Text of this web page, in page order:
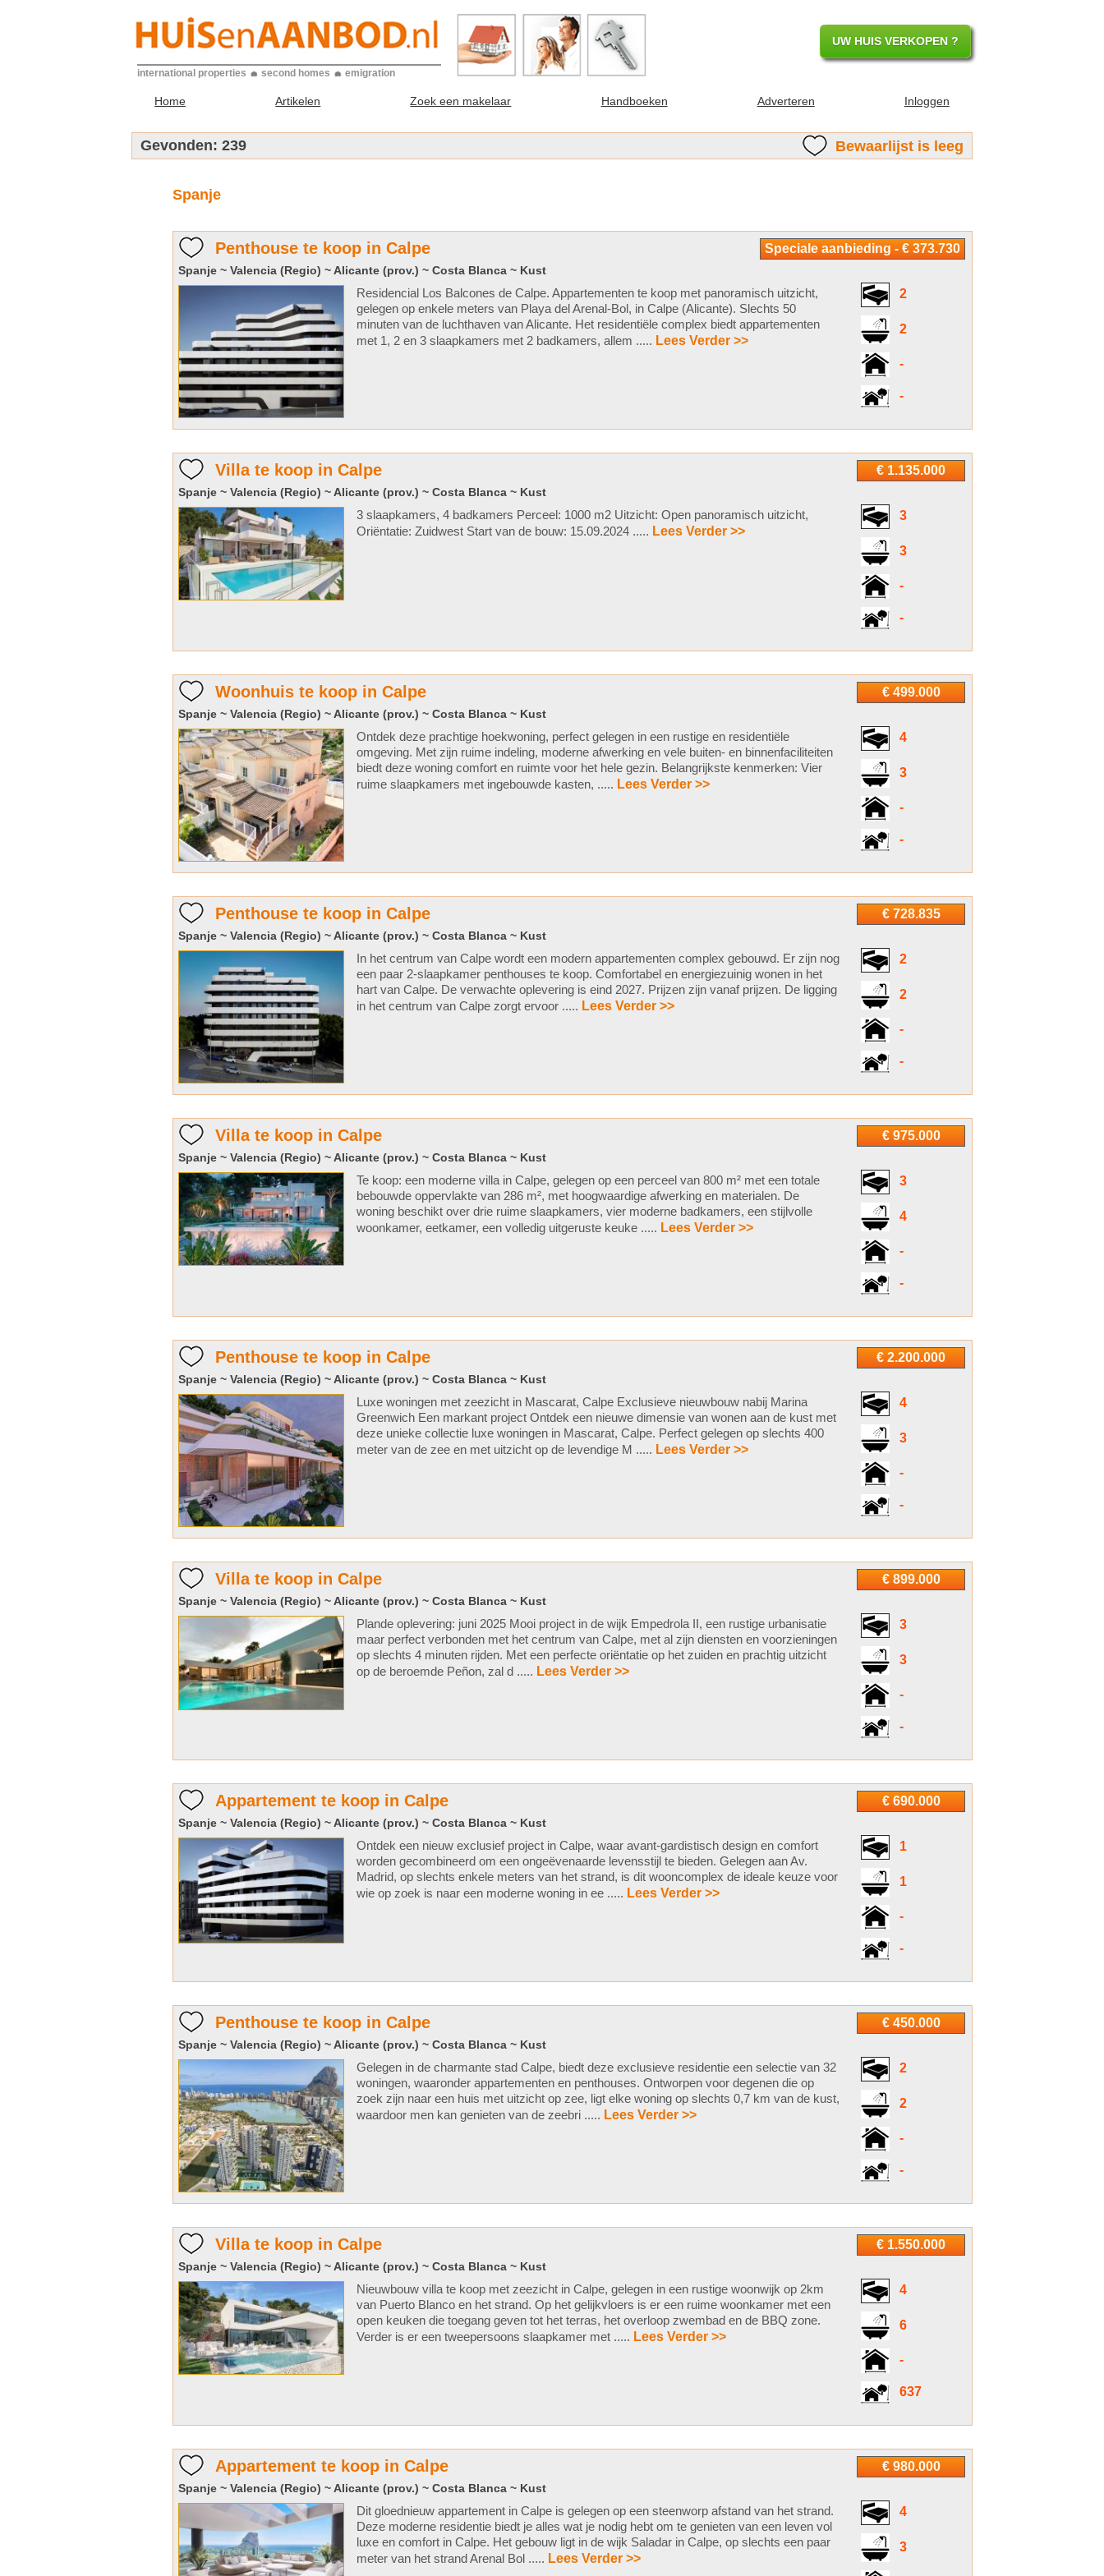
international properties second homes emigration
UW HUIS VERKOPEN ?
Home Artikelen Zoek een makelaar Handboeken Adverteren Inloggen
Gevonden: 239 Bewaarlijst is leeg
Spanje
Speciale aanbieding - € 373.730
Penthouse te koop in Calpe
Spanje ~ Valencia (Regio) ~ Alicante (prov.) ~ Costa Blanca ~ Kust
2
2
-
-
Residencial Los Balcones de Calpe. Appartementen te koop met panoramisch uitzicht,
gelegen op enkele meters van Playa del Arenal-Bol, in Calpe (Alicante). Slechts 50
minuten van de luchthaven van Alicante. Het residentiële complex biedt appartementen
met 1, 2 en 3 slaapkamers met 2 badkamers, allem ..... Lees Verder >>
€ 1.135.000
Villa te koop in Calpe
Spanje ~ Valencia (Regio) ~ Alicante (prov.) ~ Costa Blanca ~ Kust
3
3
-
-
3 slaapkamers, 4 badkamers Perceel: 1000 m2 Uitzicht: Open panoramisch uitzicht,
Oriëntatie: Zuidwest Start van de bouw: 15.09.2024 ..... Lees Verder >>
€ 499.000
Woonhuis te koop in Calpe
Spanje ~ Valencia (Regio) ~ Alicante (prov.) ~ Costa Blanca ~ Kust
4
3
-
-
Ontdek deze prachtige hoekwoning, perfect gelegen in een rustige en residentiële
omgeving. Met zijn ruime indeling, moderne afwerking en vele buiten- en binnenfaciliteiten
biedt deze woning comfort en ruimte voor het hele gezin. Belangrijkste kenmerken: Vier
ruime slaapkamers met ingebouwde kasten, ..... Lees Verder >>
€ 728.835
Penthouse te koop in Calpe
Spanje ~ Valencia (Regio) ~ Alicante (prov.) ~ Costa Blanca ~ Kust
2
2
-
-
In het centrum van Calpe wordt een modern appartementen complex gebouwd. Er zijn nog
een paar 2-slaapkamer penthouses te koop. Comfortabel en energiezuinig wonen in het
hart van Calpe. De verwachte oplevering is eind 2027. Prijzen zijn vanaf prijzen. De ligging
in het centrum van Calpe zorgt ervoor ..... Lees Verder >>
€ 975.000
Villa te koop in Calpe
Spanje ~ Valencia (Regio) ~ Alicante (prov.) ~ Costa Blanca ~ Kust
3
4
-
-
Te koop: een moderne villa in Calpe, gelegen op een perceel van 800 m² met een totale
bebouwde oppervlakte van 286 m², met hoogwaardige afwerking en materialen. De
woning beschikt over drie ruime slaapkamers, vier moderne badkamers, een stijlvolle
woonkamer, eetkamer, een volledig uitgeruste keuke ..... Lees Verder >>
€ 2.200.000
Penthouse te koop in Calpe
Spanje ~ Valencia (Regio) ~ Alicante (prov.) ~ Costa Blanca ~ Kust
4
3
-
-
Luxe woningen met zeezicht in Mascarat, Calpe Exclusieve nieuwbouw nabij Marina
Greenwich Een markant project Ontdek een nieuwe dimensie van wonen aan de kust met
deze unieke collectie luxe woningen in Mascarat, Calpe. Perfect gelegen op slechts 400
meter van de zee en met uitzicht op de levendige M ..... Lees Verder >>
€ 899.000
Villa te koop in Calpe
Spanje ~ Valencia (Regio) ~ Alicante (prov.) ~ Costa Blanca ~ Kust
3
3
-
-
Plande oplevering: juni 2025 Mooi project in de wijk Empedrola II, een rustige urbanisatie
maar perfect verbonden met het centrum van Calpe, met al zijn diensten en voorzieningen
op slechts 4 minuten rijden. Met een perfecte oriëntatie op het zuiden en prachtig uitzicht
op de beroemde Peñon, zal d ..... Lees Verder >>
€ 690.000
Appartement te koop in Calpe
Spanje ~ Valencia (Regio) ~ Alicante (prov.) ~ Costa Blanca ~ Kust
1
1
-
-
Ontdek een nieuw exclusief project in Calpe, waar avant-gardistisch design en comfort
worden gecombineerd om een ongeëvenaarde levensstijl te bieden. Gelegen aan Av.
Madrid, op slechts enkele meters van het strand, is dit wooncomplex de ideale keuze voor
wie op zoek is naar een moderne woning in ee ..... Lees Verder >>
€ 450.000
Penthouse te koop in Calpe
Spanje ~ Valencia (Regio) ~ Alicante (prov.) ~ Costa Blanca ~ Kust
2
2
-
-
Gelegen in de charmante stad Calpe, biedt deze exclusieve residentie een selectie van 32
woningen, waaronder appartementen en penthouses. Ontworpen voor degenen die op
zoek zijn naar een huis met uitzicht op zee, ligt elke woning op slechts 0,7 km van de kust,
waardoor men kan genieten van de zeebri ..... Lees Verder >>
€ 1.550.000
Villa te koop in Calpe
Spanje ~ Valencia (Regio) ~ Alicante (prov.) ~ Costa Blanca ~ Kust
4
6
-
637
Nieuwbouw villa te koop met zeezicht in Calpe, gelegen in een rustige woonwijk op 2km
van Puerto Blanco en het strand. Op het gelijkvloers is er een ruime woonkamer met een
open keuken die toegang geven tot het terras, het overloop zwembad en de BBQ zone.
Verder is er een tweepersoons slaapkamer met ..... Lees Verder >>
€ 980.000
Appartement te koop in Calpe
Spanje ~ Valencia (Regio) ~ Alicante (prov.) ~ Costa Blanca ~ Kust
4
3
Dit gloednieuw appartement in Calpe is gelegen op een steenworp afstand van het strand.
Deze moderne residentie biedt je alles wat je nodig hebt om te genieten van een leven vol
luxe en comfort in Calpe. Het gebouw ligt in de wijk Saladar in Calpe, op slechts een paar
meter van het strand Arenal Bol ..... Lees Verder >>